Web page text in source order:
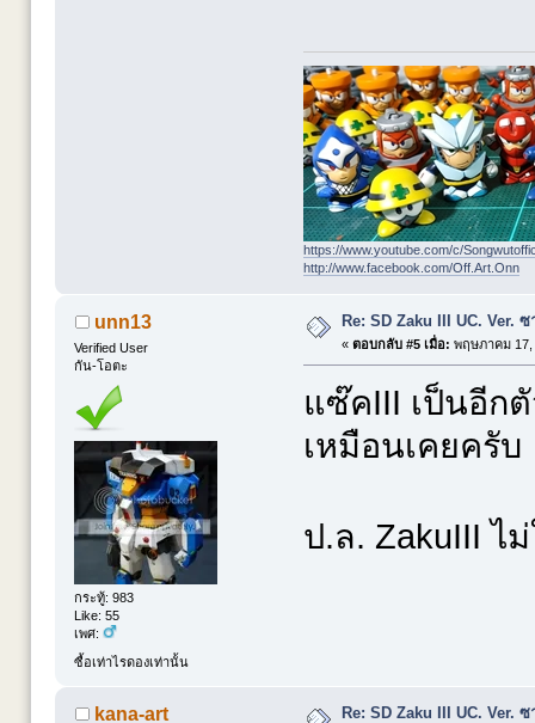
https://www.youtube.com/c/
http://www.facebook.com/Off.Art.Onn
unn13
Verified User
กัน-โอตะ
กระทู้: 983
Like: 55
เพศ:
ซื้อเท่าไรดองเท่านั้น
Re: SD Zaku III UC. Ver.
« ตอบกลับ #5 เมื่อ: พฤษภาคม 17,
แซ๊คIII เป็นอีก
เหมือนเคยครับ
ป.ล. ZakuIII ไ
kana-art Re: SD Zaku III UC. Ver.